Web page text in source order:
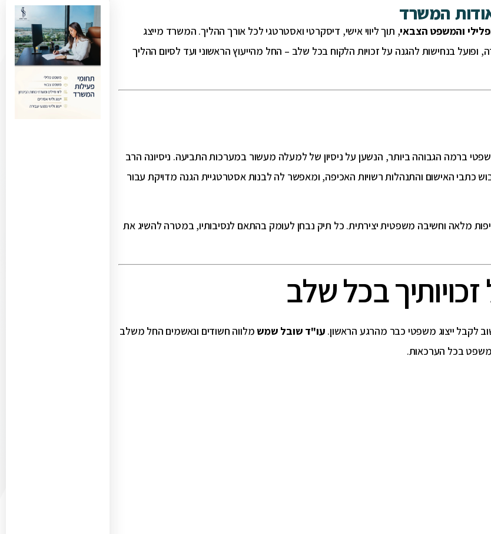
המשרד
והמשפט הצבאי, תוך ליווי אישי, דיסקרטי ואסטרטגי לכל אורך ההליך. המשרד מייצג
ופועל בנחישות להגנה על זכויות הלקוח בכל שלב – החל מהייעוץ הראשוני ועד לסיום ההליך
ברמה הגבוהה ביותר, הנשען על ניסיון של למעלה מעשור במערכות התביעה. ניסיונה הרב
כתבי האישום והתנהלות רשויות האכיפה, ומאפשר לה לבנות אסטרטגיית הגנה מדויקת עבור
מלאה וחשיבה משפטית יצירתית. כל תיק נבחן לעומק בהתאם לנסיבותיו, במטרה להשיג את
בכל שלב
לקבל ייצוג משפטי כבר מהרגע הראשון. עו"ד שובל שמשמלווה חשודים ונאשמים החל משלב
בכל הערכאות.